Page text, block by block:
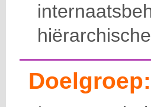
Doelgroep: